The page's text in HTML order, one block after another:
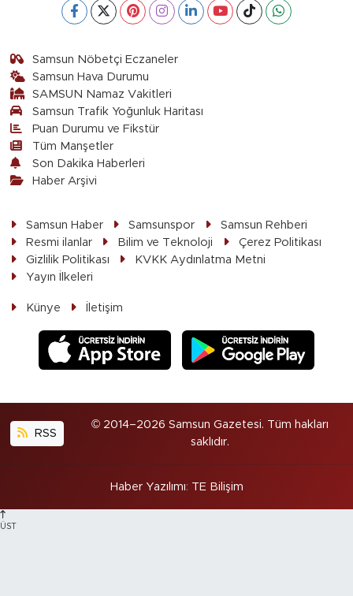
Samsun Nöbetçi Eczaneler
Samsun Hava Durumu
SAMSUN Namaz Vakitleri
Samsun Trafik Yoğunluk Haritası
Puan Durumu ve Fikstür
Tüm Manşetler
Son Dakika Haberleri
Haber Arşivi
Samsun Haber Samsunspor
Samsun Rehberi
Resmi ilanlar
Bilim ve Teknoloji
Çerez Politikası
Gizlilik Politikası
KVKK Aydınlatma Metni
Yayın İlkeleri
Künye İletişim
RSS
© 2014–2026 Samsun Gazetesi. Tüm hakları
saklıdır.
Haber Yazılımı: TE Bilişim
ÜST